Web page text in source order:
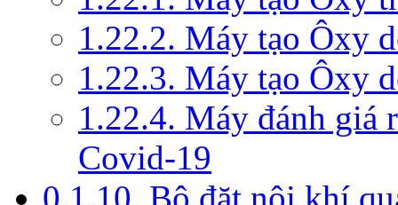
1.22.2. Máy tạo Ôxy
1.22.3. Máy tạo Ôxy
1.22.4. Máy đánh giá
Covid-19
0.1.10. Bộ đặt nội khí